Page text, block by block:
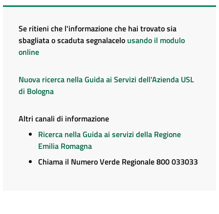
Se ritieni che l'informazione che hai trovato sia
sbagliata o scaduta segnalacelo usando il modulo
online
Nuova ricerca nella Guida ai Servizi dell'Azienda USL
di Bologna
Altri canali di informazione
Ricerca nella Guida ai servizi della Regione
Emilia Romagna
Chiama il Numero Verde Regionale 800 033033